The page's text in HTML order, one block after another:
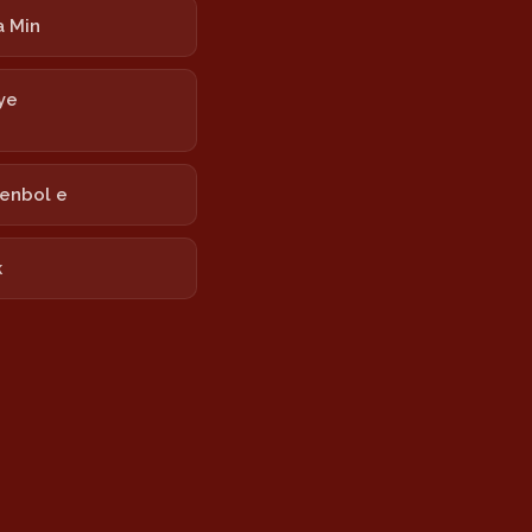
Min
e